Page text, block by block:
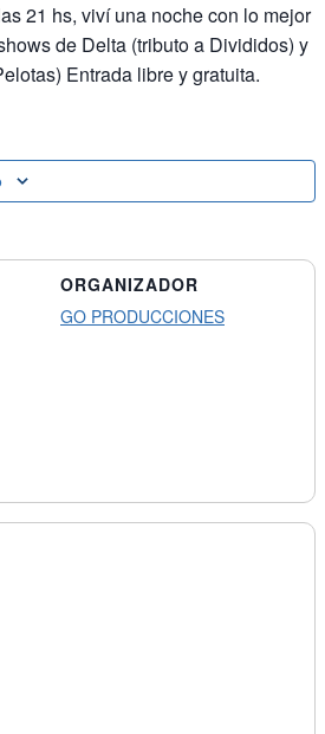
21 hs, viví una noche con lo mejor
de Delta (tributo a Divididos) y
Entrada libre y gratuita.
ORGANIZADOR
GO PRODUCCIONES